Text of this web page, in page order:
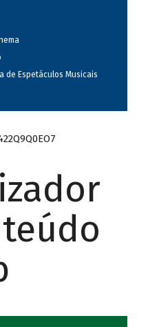
de Espetáculos Musicais